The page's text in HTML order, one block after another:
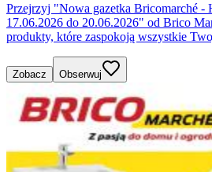
Przejrzyj "Nowa gazetka Bricomarché -
17.06.2026 do 20.06.2026" od Brico
produkty, które zaspokoją wszystkie
Zobacz Obserwuj